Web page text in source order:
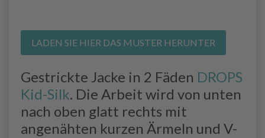
LADEN SIE HIER DAS MUSTER HERUNTER
Gestrickte Jacke in 2 Fäden DROPS
Kid-Silk. Die Arbeit wird von unten
nach oben glatt rechts mit
angenähten kurzen Ärmeln und V-